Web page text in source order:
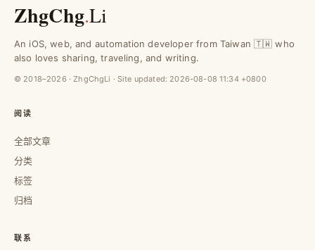
ZhgChg.Li
An iOS, web, and automation developer from Taiwan 🇹🇼 who
also loves sharing, traveling, and writing.
© 2018–2026 · ZhgChgLi · Site updated: 2026-08-08 11:34 +0800
阅读
全部文章
分类
标签
归档
联系